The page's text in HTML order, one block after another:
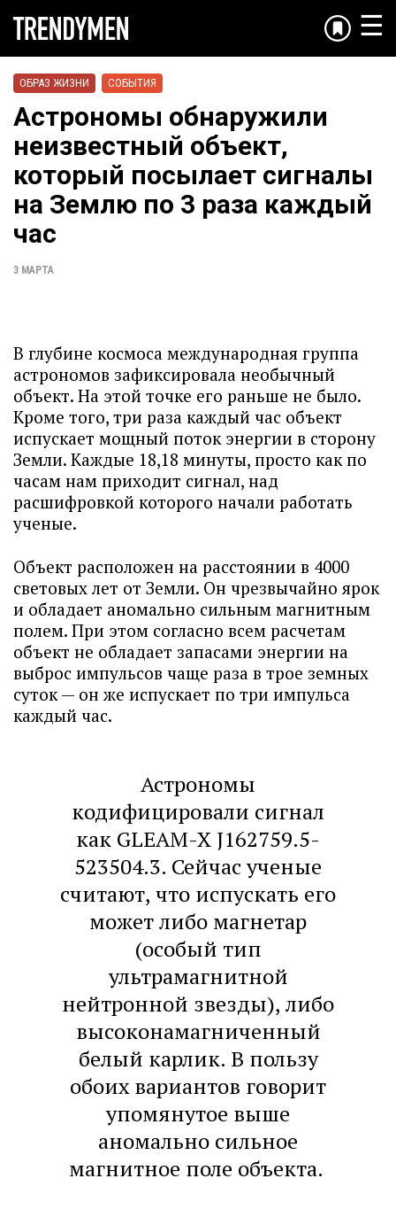
☰
ОБРАЗ ЖИЗНИ СОБЫТИЯ
Астрономы обнаружили
неизвестный объект,
который посылает сигналы
на Землю по 3 раза каждый
час
3 МАРТА
В глубине космоса международная группа
астрономов зафиксировала необычный
объект. На этой точке его раньше не было.
Кроме того, три раза каждый час объект
испускает мощный поток энергии в сторону
Земли. Каждые 18,18 минуты, просто как по
часам нам приходит сигнал, над
расшифровкой которого начали работать
ученые.
Объект расположен на расстоянии в 4000
световых лет от Земли. Он чрезвычайно ярок
и обладает аномально сильным магнитным
полем. При этом согласно всем расчетам
объект не обладает запасами энергии на
выброс импульсов чаще раза в трое земных
суток — он же испускает по три импульса
каждый час.
Астрономы
кодифицировали сигнал
как GLEAM-X J162759.5-
523504.3. Сейчас ученые
считают, что испускать его
может либо магнетар
(особый тип
ультрамагнитной
нейтронной звезды), либо
высоконамагниченный
белый карлик. В пользу
обоих вариантов говорит
упомянутое выше
аномально сильное
магнитное поле объекта.